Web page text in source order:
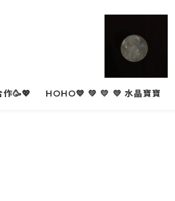
作🥳💖 HOHO💙 💚 💛 💜 水晶寶寶